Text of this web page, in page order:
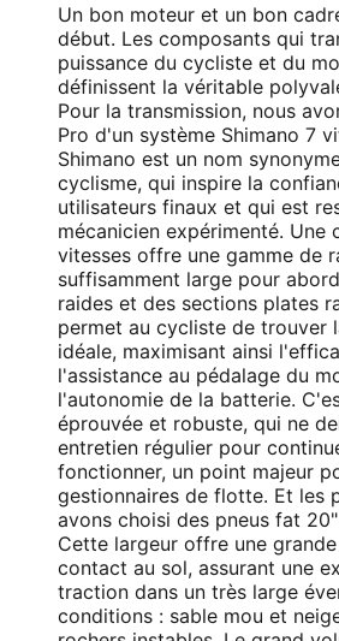
Un bon moteur et un bon
début. Les composants qui
puissance du cycliste et du
définissent la véritable
Pour la transmission, nous
Pro d'un système Shimano 7
Shimano est un nom
cyclisme, qui inspire la
utilisateurs finaux et qui est
mécanicien expérimenté. Une
vitesses offre une gamme de
suffisamment large pour
raides et des sections plates
permet au cycliste de trouver
idéale, maximisant ainsi
l'assistance au pédalage du
l'autonomie de la batterie.
éprouvée et robuste, qui ne
entretien régulier pour
fonctionner, un point majeur
gestionnaires de flotte. Et les
avons choisi des pneus fat
Cette largeur offre une
contact au sol, assurant une
traction dans un très large
conditions : sable mou et